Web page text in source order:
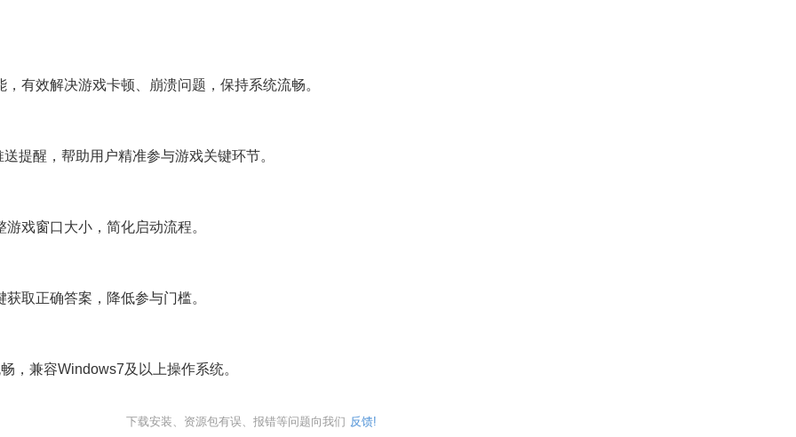
有效解决游戏卡顿、崩溃问题，保持系统流畅。
提醒，帮助用户精准参与游戏关键环节。
戏窗口大小，简化启动流程。
取正确答案，降低参与门槛。
，兼容Windows7及以上操作系统。
下载安装、资源包有误、报错等问题向我们 反馈!